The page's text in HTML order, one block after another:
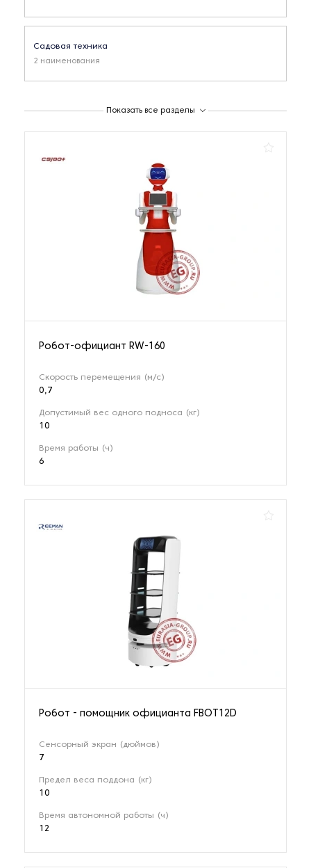
Садовая техника
2 наименования
Товары для борьбы с насекомыми
Устройство для сервиса и торговли
Показать все разделы
Робот-официант RW-160
Скорость перемещения (м/с)
0,7
Допустимый вес одного подноса (кг)
10
Время работы (ч)
6
Робот - помощник официанта FBOT12D
Сенсорный экран (дюймов)
7
Предел веса поддона (кг)
10
Время автономной работы (ч)
12